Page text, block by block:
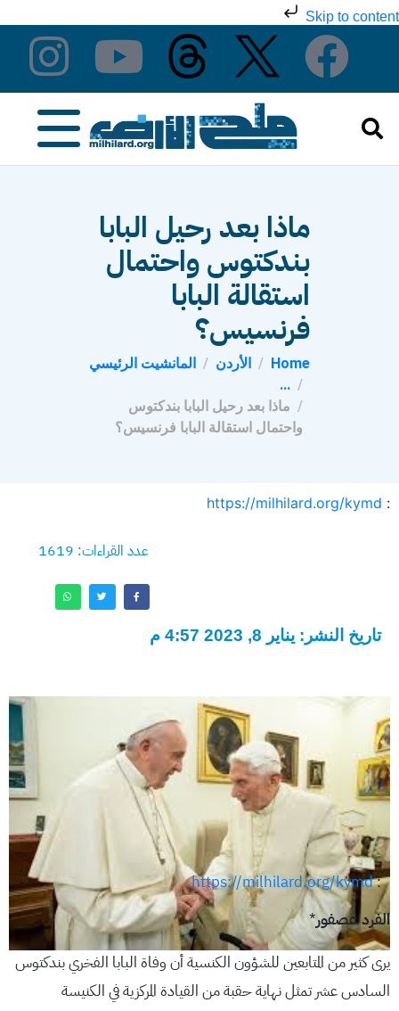
Skip to content
ماذا بعد رحيل البابا
بندكتوس واحتمال
استقالة البابا
فرنسيس؟
Home الأردن
المانشيت الرئيسي
...
ماذا بعد رحيل البابا بندكتوس
واحتمال استقالة البابا فرنسيس؟
:
https://milhilard.org/kymd
عدد القراءات: 1619
تاريخ النشر: يناير 8, 2023 4:57 م
:
https://milhilard.org/kymd
الفرد عصفور*
يرى كثير من المتابعين للشؤون الكنسية أن وفاة البابا الفخري بندكتوس
السادس عشر تمثل نهاية حقبة من القيادة المركزية في الكنيسة